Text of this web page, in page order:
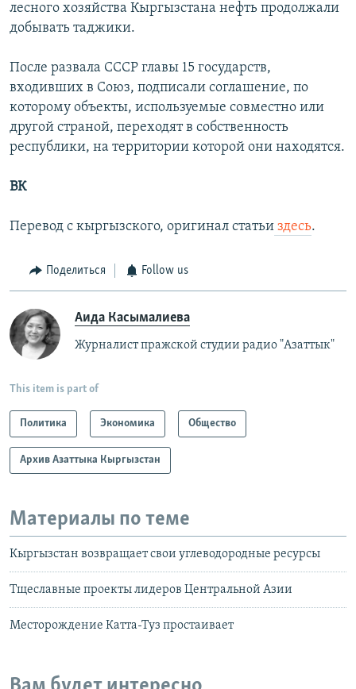
лесного хозяйства Кыргызстана нефть продолжали
добывать таджики.
После развала СССР главы 15 государств,
входивших в Союз, подписали соглашение, по
которому объекты, используемые совместно или
другой страной, переходят в собственность
республики, на территории которой они находятся.
ВК
Перевод с кыргызского, оригинал статьи здесь.
Поделиться Follow us
Аида Касымалиева
Журналист пражской студии радио "Азаттык"
This item is part of
Политика Экономика Общество
Архив Азаттыка Кыргызстан
Материалы по теме
Кыргызстан возвращает свои углеводородные ресурсы
Тщеславные проекты лидеров Центральной Азии
Месторождение Катта-Туз простаивает